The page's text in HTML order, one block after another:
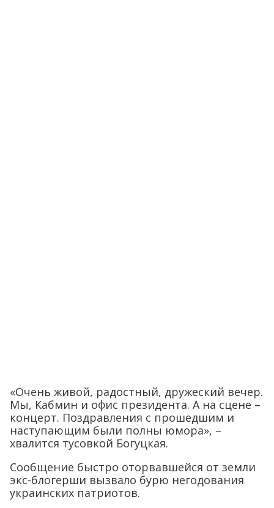
«Очень живой, радостный, дружеский вечер.
Мы, Кабмин и офис президента. А на сцене –
концерт. Поздравления с прошедшим и
наступающим были полны юмора», –
хвалится тусовкой Богуцкая.
Сообщение быстро оторвавшейся от земли
экс-блогерши вызвало бурю негодования
украинских патриотов.